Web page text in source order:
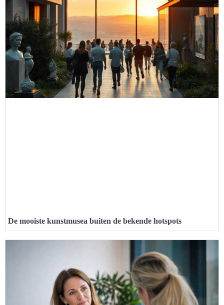
De mooiste kunstmusea buiten de bekende hotspots